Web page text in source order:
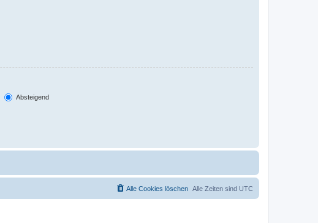
Absteigend
Alle Zeiten sind UTC
Alle Cookies löschen